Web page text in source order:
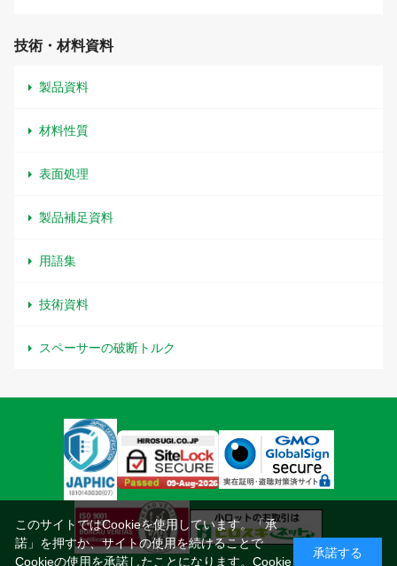
技術・材料資料
製品資料
材料性質
表面処理
製品補足資料
用語集
技術資料
スペーサーの破断トルク
このサイトではCookieを使用しています。「承
諾」を押すか、サイトの使用を続けることで
Cookieの使用を承諾したことになります。 Cookie
承諾する